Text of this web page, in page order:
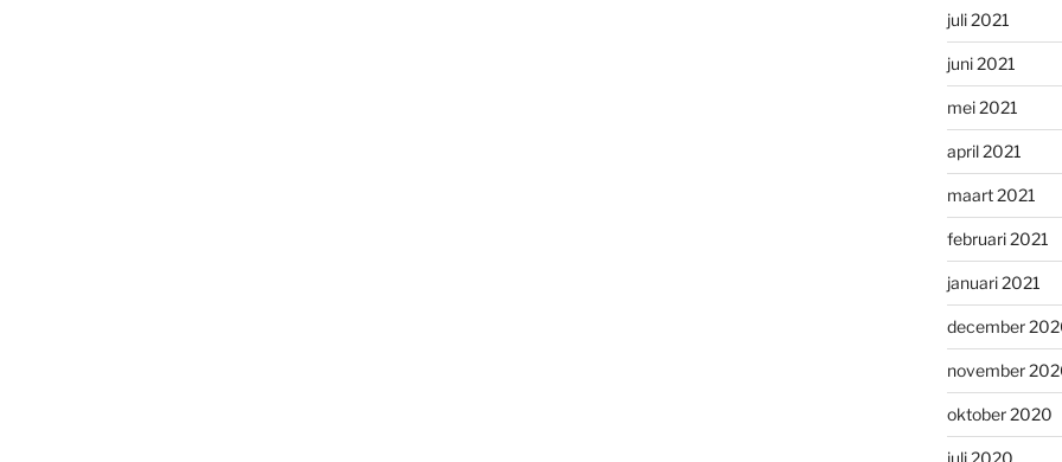
juli 2021
juni 2021
mei 2021
april 2021
maart 2021
februari 2021
januari 2021
december
november
oktober 2020